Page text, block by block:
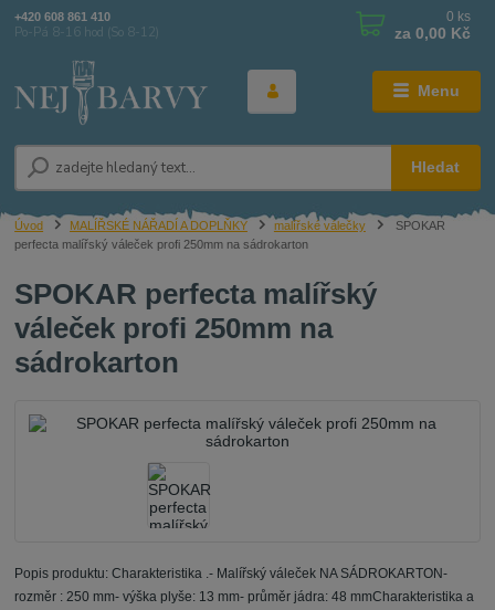
Menu
Hledat
+420 608 861 410
Po-Pá 8-16 hod (So 8-12)
0 ks
za 0,00 Kč
Úvod MALÍŘSKÉ NÁŘADÍ A DOPLŇKY malířské válečky
SPOKAR
perfecta malířský váleček profi 250mm na sádrokarton
SPOKAR perfecta malířský
váleček profi 250mm na
sádrokarton
Popis produktu: Charakteristika .- Malířský váleček NA SÁDROKARTON-
rozměr : 250 mm- výška plyše: 13 mm- průměr jádra: 48 mmCharakteristika a